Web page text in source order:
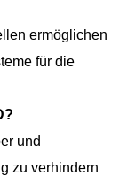
ermöglichen
für die
und
zu verhindern